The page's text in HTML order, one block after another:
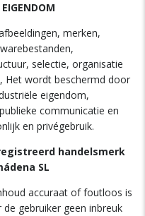
merken,
selectie, organisatie
Het wordt beschermd door
eigendom,
communicatie en
en privégebruik.
handelsmerk
SL
accuraat of foutloos is
gebruiker geen inbreuk